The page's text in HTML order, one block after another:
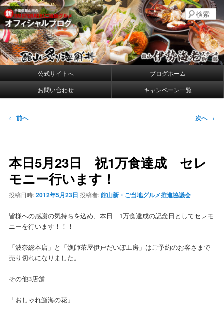
メ
イ
ン
コ
ン
テ
ツ
移
館山炙り海鮮丼・館山伊勢海老ステー
キ御膳 公式ブログ
千葉県館山の新・プレミアムご当地グルメ
検
索
イ
メ
公式サイトへ
ブログホーム
お問い合わせ
キャンペーン一覧
投
ゲ
ー
シ
ョ
ン
← 前へ 次へ→
本日5月23日 祝1万食達成 セレ
モニー行います！
投稿日時:2012年5月23日 投稿者:館山新・ご当地グルメ推進協議会
皆様への感謝の気持ちを込め、本日 1万食達成の記念日としてセレモ
ニーを行います！！！
「波奈総本店」と「漁師茶屋伊戸だいぼ工房」はご予約のお客さまで
売り切れになりました。
その他3店舗
「おしゃれ鮨海の花」